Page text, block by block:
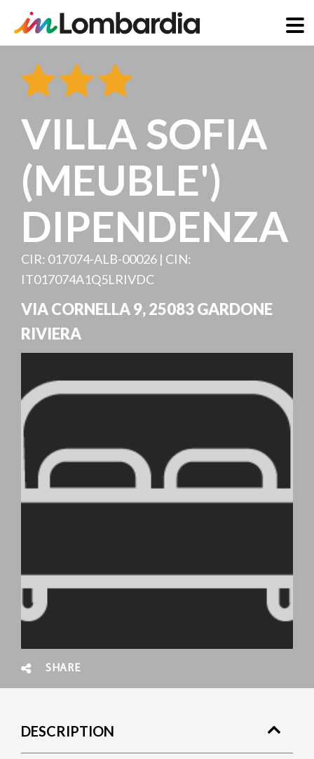
VILLA SOFIA
(MEUBLE')
DIPENDENZA
CIR: 017074-ALB-00026 | CIN:
IT017074A1Q5LRIVDC
VIA CORNELLA 9,25083GARDONE
RIVIERA
SHARE
DESCRIPTION